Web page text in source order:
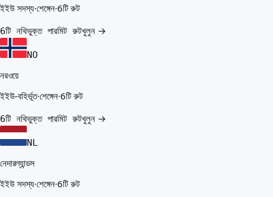
ইইউ সদস্য·শেঙ্গেন·6টি রুট
6টি নথিভুক্ত পারমিট রুটখুলুন →
NO
নরওয়ে
ইইউ-বহির্ভূত·শেঙ্গেন·6টি রুট
6টি নথিভুক্ত পারমিট রুটখুলুন →
NL
নেদারল্যান্ডস
ইইউ সদস্য·শেঙ্গেন·6টি রুট